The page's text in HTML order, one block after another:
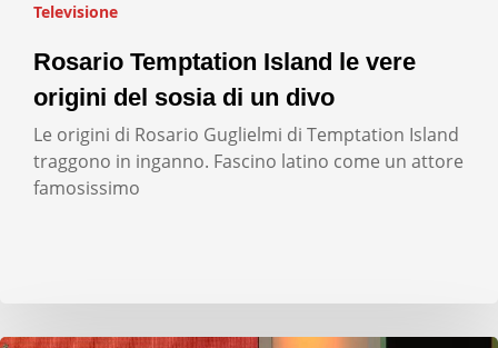
Televisione
Rosario Temptation Island le vere
origini del sosia di un divo
Le origini di Rosario Guglielmi di Temptation Island
traggono in inganno. Fascino latino come un attore
famosissimo